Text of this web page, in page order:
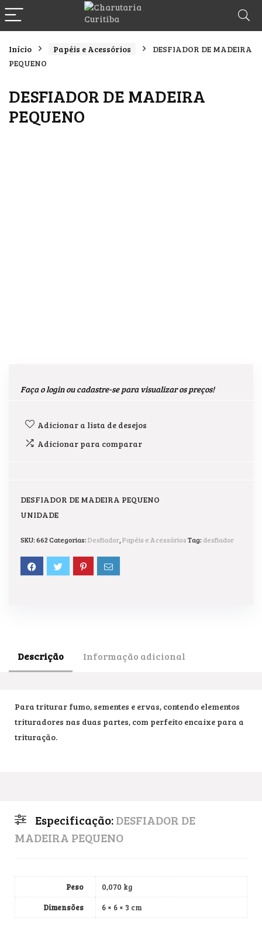
Início Papéis e Acessórios
DESFIADOR DE MADEIRA
PEQUENO
DESFIADOR DE MADEIRA
PEQUENO
Faça o login ou cadastre-se para visualizar os preços!
Adicionar a lista de desejos
Adicionar para comparar
DESFIADOR DE MADEIRA PEQUENO
UNIDADE
SKU:662Categorias:Desfiador Papéis e AcessóriosTag: desfiador
Descrição Informação adicional
Para triturar fumo, sementes e ervas, contendo elementos
trituradores nas duas partes, com perfeito encaixe para a
trituração.
Especificação:DESFIADOR DE
MADEIRA PEQUENO
Peso
0,070 kg
Dimensões
6 × 6 × 3 cm